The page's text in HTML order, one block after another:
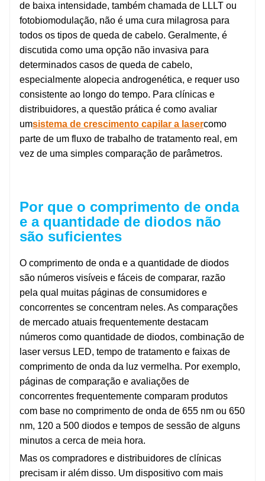
de baixa intensidade, também chamada de LLLT ou
fotobiomodulação, não é uma cura milagrosa para
todos os tipos de queda de cabelo. Geralmente, é
discutida como uma opção não invasiva para
determinados casos de queda de cabelo,
especialmente alopecia androgenética, e requer uso
consistente ao longo do tempo. Para clínicas e
distribuidores, a questão prática é como avaliar
umsistema de crescimento capilar a lasercomo
parte de um fluxo de trabalho de tratamento real, em
vez de uma simples comparação de parâmetros.
Por que o comprimento de onda
e a quantidade de diodos não
são suficientes
O comprimento de onda e a quantidade de diodos
são números visíveis e fáceis de comparar, razão
pela qual muitas páginas de consumidores e
concorrentes se concentram neles. As comparações
de mercado atuais frequentemente destacam
números como quantidade de diodos, combinação de
laser versus LED, tempo de tratamento e faixas de
comprimento de onda da luz vermelha. Por exemplo,
páginas de comparação e avaliações de
concorrentes frequentemente comparam produtos
com base no comprimento de onda de 655 nm ou 650
nm, 120 a 500 diodos e tempos de sessão de alguns
minutos a cerca de meia hora.
Mas os compradores e distribuidores de clínicas
precisam ir além disso. Um dispositivo com mais